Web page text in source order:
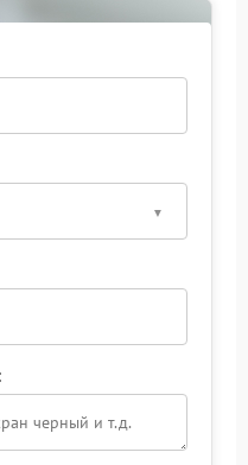
инженерам с
обеспечит
устройства в
в сервис, чтобы
функции ИБП.